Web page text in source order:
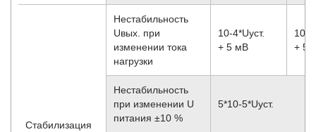
Стабилизация
Нестабильность
Uвых. при
изменении тока
нагрузки
10-4*Uуст.
+ 5 мВ
10
+ 5
Нестабильность
при изменении U
питания ±10 %
5*10-5*Uуст.